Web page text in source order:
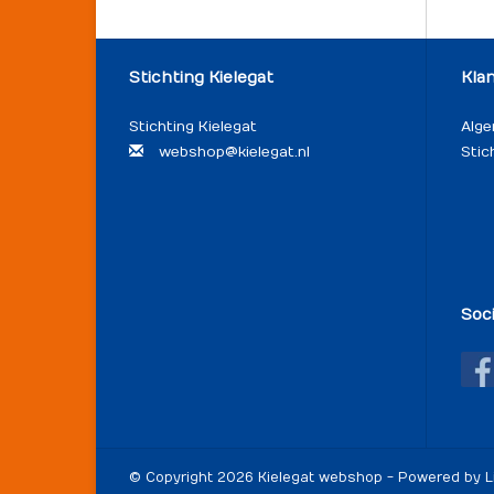
Stichting Kielegat
Stichting Kielegat
webshop@kielegat.nl
© Copyright 2026 Kielegat webshop - Powered by